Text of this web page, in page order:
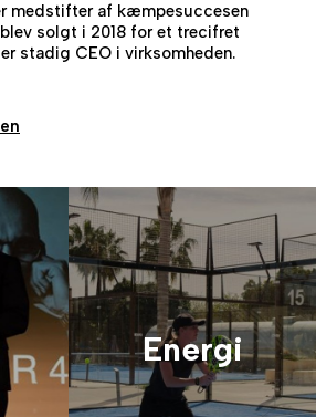
medstifter af kæmpesuccesen
solgt i 2018 for et trecifret
stadig CEO i virksomheden.
Energi